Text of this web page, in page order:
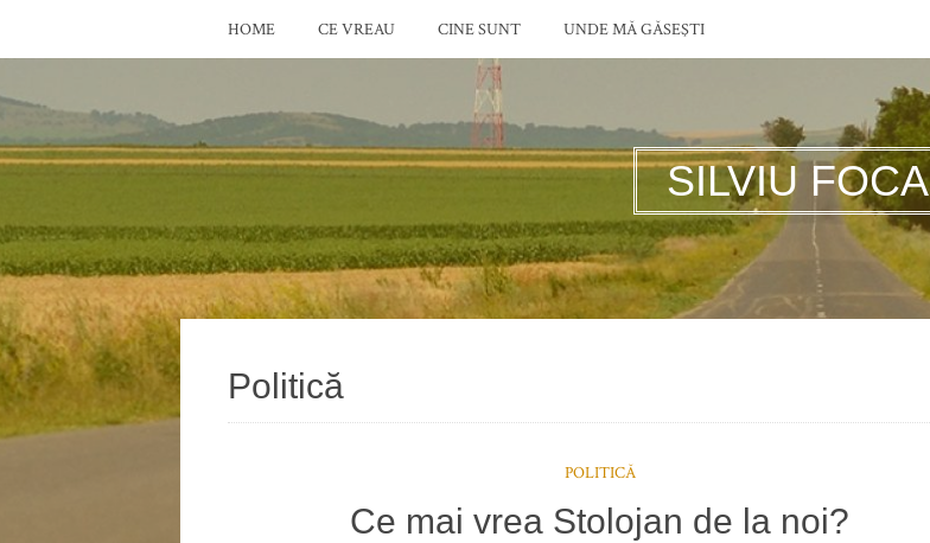
HOME CE VREAU CINE SUNT UNDE MĂ GĂSEŞTI
SILVIU FOCA
Politică
POLITICĂ
Ce mai vrea Stolojan de la noi?